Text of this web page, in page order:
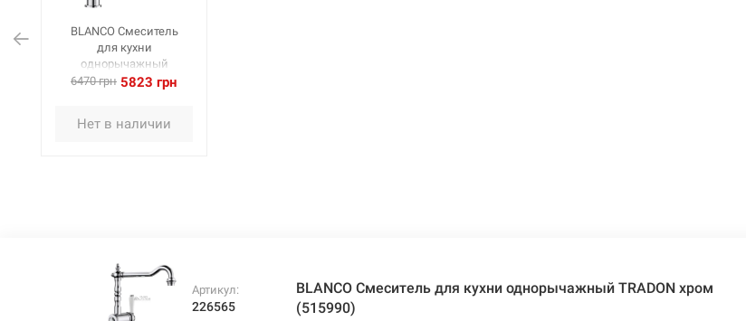
BLANCO Смеситель
для кухни
однорычажный
TRADON хром (515990)
6470 грн 5823 грн
Нет в наличии
Артикул:
226565
BLANCO Смеситель для кухни однорычажный TRADON хром
(515990)